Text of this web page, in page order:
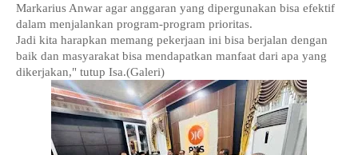
Markarius Anwar agar anggaran yang dipergunakan bisa efektif
dalam menjalankan program-program prioritas.
Jadi kita harapkan memang pekerjaan ini bisa berjalan dengan
baik dan masyarakat bisa mendapatkan manfaat dari apa yang
dikerjakan," tutup Isa.(Galeri)